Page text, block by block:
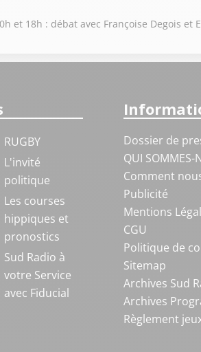
et 18h : débat avec Françoise Degois et
RUGBY
L'invité
politique
Les courses
hippiques et
pronostics
Sud Radio à
votre Service
avec Fiducial
Dossier de
QUI SOMMES-
Comment
Publicité
Mentions
CGU
Politique de
Sitemap
Archives Sud
Archives
Règlement